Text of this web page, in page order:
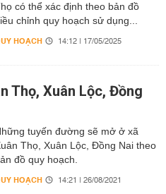
có thể xác định theo bản đồ
chỉnh quy hoạch sử dụng...
HOẠCH 14:12 | 17/05/2025
Thọ, Xuân Lộc, Đồng
tuyến đường sẽ mở ở xã
Thọ, Xuân Lộc, Đồng Nai theo
đồ quy hoạch.
HOẠCH 14:21 | 26/08/2021